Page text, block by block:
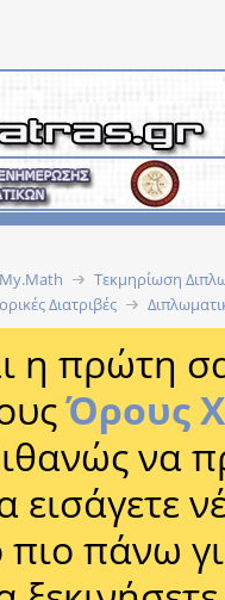
Μy.Math
Τεκμηρίωση
Διατριβές
η πρώτη
Όρους
να
εισάγετε
πάνω